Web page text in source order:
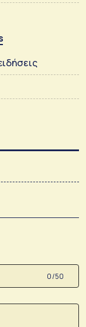
0 /50